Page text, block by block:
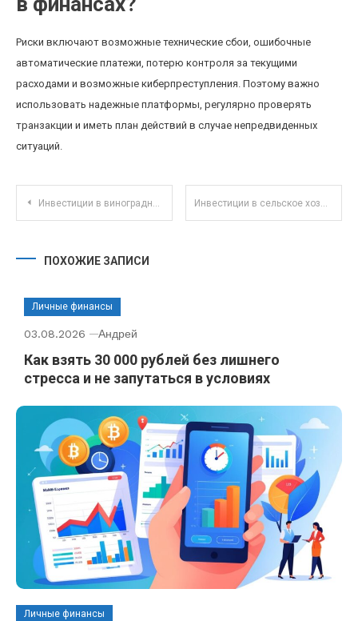
Риски включают возможные технические сбои, ошибочные
автоматические платежи, потерю контроля за текущими
расходами и возможные киберпреступления. Поэтому важно
использовать надежные платформы, регулярно проверять
транзакции и иметь план действий в случае непредвиденных
ситуаций.
Навигация по записям
Инвестиции в виноградники и винодельческие хозяйства как альтернативный актив для диверсификации портфеля Инвестиции в сельское хозяйство: как малый фермер может успешно увеличить доходы
ПОХОЖИЕ ЗАПИСИ
Личные финансы
03.08.2026 Андрей
Как взять 30 000 рублей без лишнего
стресса и не запутаться в условиях
Личные финансы